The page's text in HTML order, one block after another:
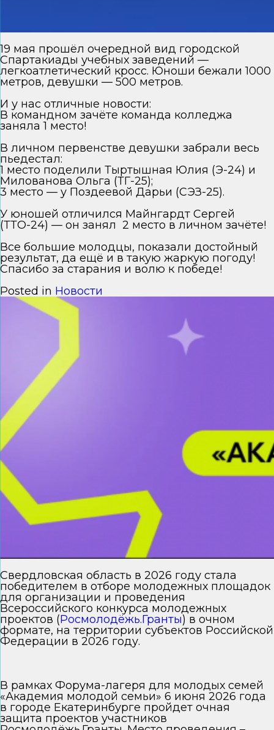
19 мая прошёл очередной вид городской
Спартакиады учебных заведений —
легкоатлетический кросс. Юноши бежали 1000
метров, девушки — 500 метров.
И у нас отличные новости:
В командном зачёте команда колледжа
заняла 1 место!
В личном первенстве девушки забрали весь
пьедестал:
1 место поделили Тыртышная Юлия (Э-24) и
Милованова Ольга (ТГ-25);
3 место — у Поздеевой Дарьи (СЭЗ-25).
У юношей отличился Майнгардт Сергей
(ТТО-24) — он занял 2 место в личном зачёте!
Все большие молодцы, показали достойный
результат, да ещё и в такую жаркую погоду!
Спасибо за старания и волю к победе!
Posted in Новости
Свердловская область в 2026 году стала
победителем в отборе молодежных площадок
для организации и проведения
Всероссийского конкурса молодежных
проектов (Росмолодёжь.Гранты) в очном
формате, на территории субъектов Российской
Федерации в 2026 году.
В рамках Форума-лагеря для молодых семей
«Академия молодой семьи» 6 июня 2026 года
в городе Екатеринбурге пройдет очная
защита проектов участников